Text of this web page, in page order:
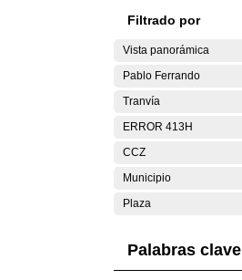
Filtrado por
Vista panorámica
Pablo Ferrando
Tranvía
ERROR 413H
CCZ
Municipio
Plaza
Palabras clave